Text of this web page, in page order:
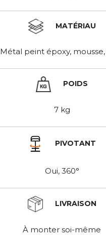
MATÉRIAU
Métal peint époxy, mousse,
POIDS
7 kg
PIVOTANT
Oui, 360°
LIVRAISON
À monter soi-même